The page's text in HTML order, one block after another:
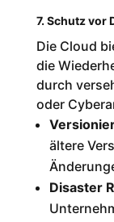
7. Schutz vor
Die Cloud
die
durch
oder
ältere
Disaster